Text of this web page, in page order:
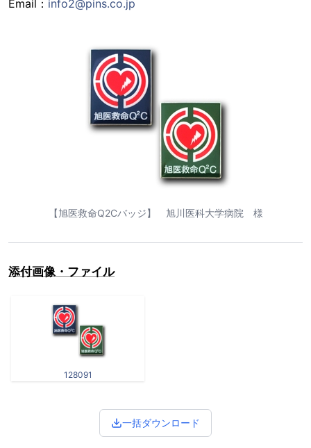
Email： info2@pins.co.jp
【旭医救命Q2Cバッジ】 旭川医科大学病院 様
添付画像・ファイル
128091
一括ダウンロード